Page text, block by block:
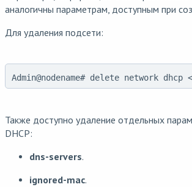
аналогичны параметрам, доступным при
Для удаления подсети:
Admin@nodename# delete network dhcp
Также доступно удаление отдельных
DHCP:
dns-servers.
ignored-mac.